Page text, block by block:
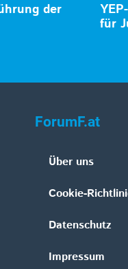
der
für
ForumF.at
Über uns
Cookie-
Datenschutz
Impressum